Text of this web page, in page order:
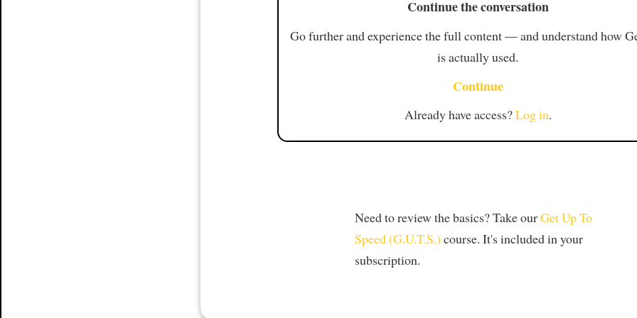
Continue the conversation
Go further and experience the full content — and understand how
is actually used.
Continue
Already have access?Log in.
Need to review the basics? Take ourGet Up To
Speed (G.U.T.S.) course. It's included in your
subscription.